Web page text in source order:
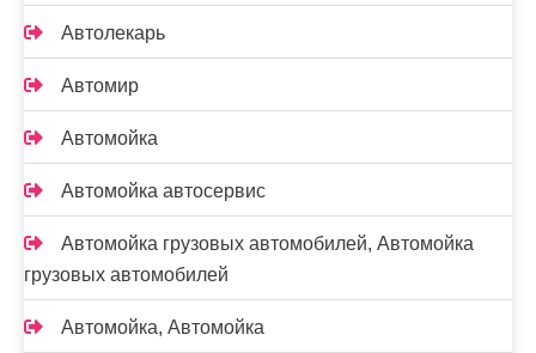
Автолекарь
Автомир
Автомойка
Автомойка автосервис
Автомойка грузовых автомобилей, Автомойка
грузовых автомобилей
Автомойка, Автомойка